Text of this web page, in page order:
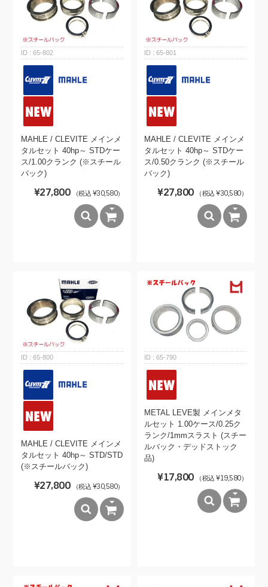
65-802
MAHLE / CLEVITE メインメ
タルセット 40hp～ STDケー
ス/1.00クランク (※スチール
バック)
¥27,800 （税込 ¥30,580）
65-801
MAHLE / CLEVITE メインメ
タルセット 40hp～ STDケー
ス/0.50クランク (※スチール
バック)
¥27,800 （税込 ¥30,580）
65-800
MAHLE / CLEVITE メインメ
タルセット 40hp～ STD/STD
(※スチールバック)
¥27,800 （税込 ¥30,580）
65-790
METAL LEVE製 メインメタ
ルセット 1.00ケース/0.25ク
ランク/1mmスラスト (スチー
ルバック・デッドストック
品)
¥17,800 （税込 ¥19,580）